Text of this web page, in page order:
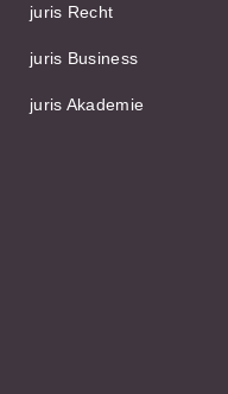
juris Recht
juris Business
juris Akademie